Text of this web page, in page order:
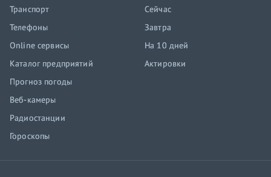
Транспорт
Телефоны
Online сервисы
Каталог предприятий
Прогноз погоды
Веб-камеры
Радиостанции
Гороскопы
Сейчас
Завтра
На 10 дней
Актировки